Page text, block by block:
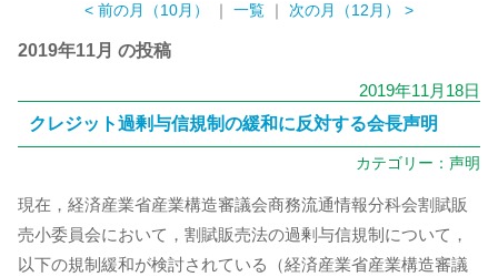
< 前の月（10月） ｜ 一覧 ｜ 次の月（12月） >
2019年11月 の投稿
2019年11月18日
クレジット過剰与信規制の緩和に反対する会長声明
カテゴリー： 声明
現在，経済産業省産業構造審議会商務流通情報分科会割賦販
売小委員会において，割賦販売法の過剰与信規制について，
以下の規制緩和が検討されている（経済産業省産業構造審議